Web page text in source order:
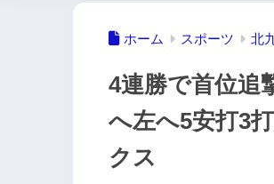
ホーム スポーツ 北
4連勝で首位追
へ左へ5安打3
クス